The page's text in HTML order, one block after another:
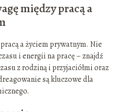
między pracą a
a życiem prywatnym. Nie
i energii na pracę – znajdź
z rodziną i przyjaciółmi oraz
są kluczowe dla